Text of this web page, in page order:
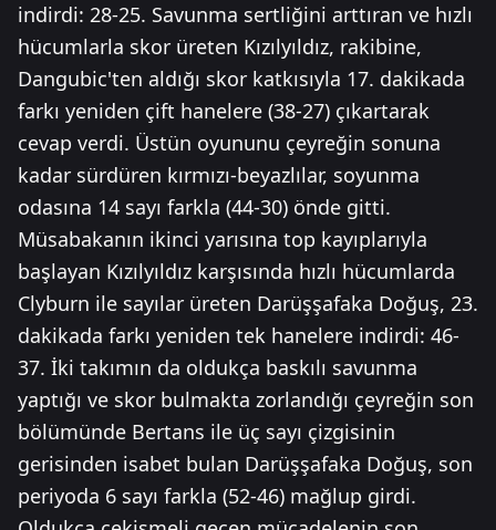
indirdi: 28-25. Savunma sertliğini arttıran ve hızlı
hücumlarla skor üreten Kızılyıldız, rakibine,
Dangubic'ten aldığı skor katkısıyla 17. dakikada
farkı yeniden çift hanelere (38-27) çıkartarak
cevap verdi. Üstün oyununu çeyreğin sonuna
kadar sürdüren kırmızı-beyazlılar, soyunma
odasına 14 sayı farkla (44-30) önde gitti.
Müsabakanın ikinci yarısına top kayıplarıyla
başlayan Kızılyıldız karşısında hızlı hücumlarda
Clyburn ile sayılar üreten Darüşşafaka Doğuş, 23.
dakikada farkı yeniden tek hanelere indirdi: 46-
37. İki takımın da oldukça baskılı savunma
yaptığı ve skor bulmakta zorlandığı çeyreğin son
bölümünde Bertans ile üç sayı çizgisinin
gerisinden isabet bulan Darüşşafaka Doğuş, son
periyoda 6 sayı farkla (52-46) mağlup girdi.